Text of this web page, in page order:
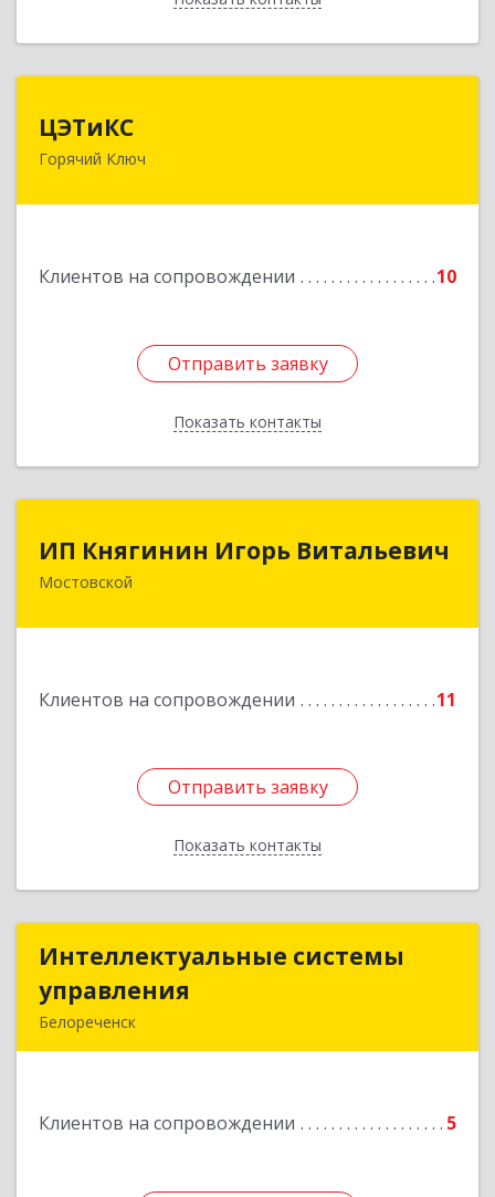
ЦЭТиКС
Горячий Ключ
Клиентов на сопровождении 10
Отправить заявку
Показать контакты
353290, Краснодарский край, Горячий Ключ г,
Отправить заявку
Назад
ИП Княгинин Игорь Витальевич
Мостовской
Клиентов на сопровождении 11
Отправить заявку
Показать контакты
352570, Краснодарский край, Мостовский р-н,
Отправить заявку
Назад
Интеллектуальные системы
управления
Белореченск
Клиентов на сопровождении 5
Интеллектуальные системы
Подробнее